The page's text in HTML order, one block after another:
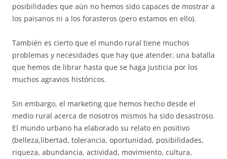
posibilidades que aún no hemos sido capaces de mostrar a
los paisanos ni a los forasteros (pero estamos en ello).
También es cierto que el mundo rural tiene muchos
problemas y necesidades que hay que atender, una batalla
que hemos de librar hasta que se haga justicia por los
muchos agravios históricos.
Sin embargo, el marketing que hemos hecho desde el
medio rural acerca de nosotros mismos ha sido desastroso.
El mundo urbano ha elaborado su relato en positivo
(belleza,libertad, tolerancia, oportunidad, posibilidades,
riqueza, abundancia, actividad, movimiento, cultura,